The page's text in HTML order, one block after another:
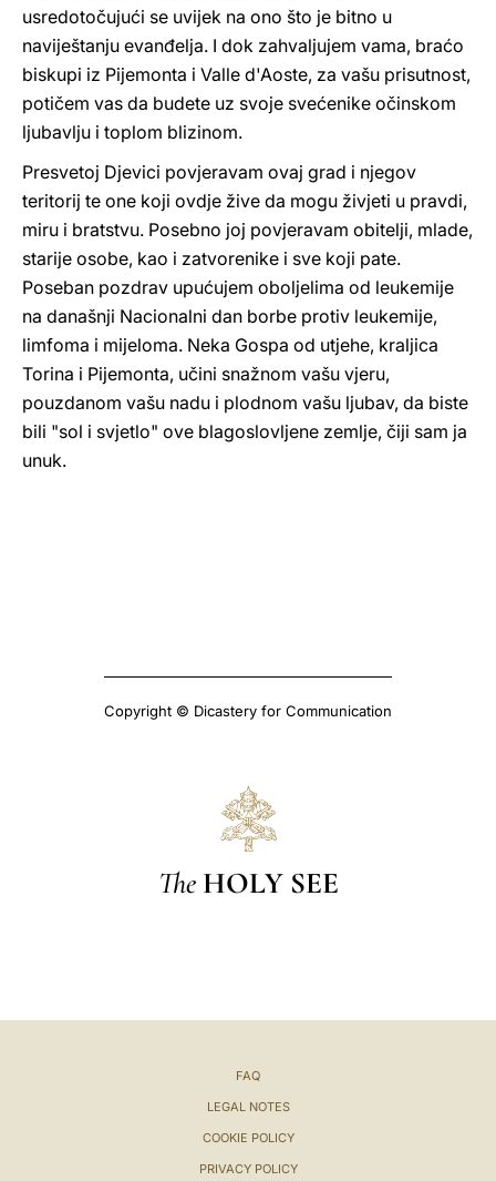
usredotočujući se uvijek na ono što je bitno u
naviještanju evanđelja. I dok zahvaljujem vama, braćo
biskupi iz Pijemonta i Valle d'Aoste, za vašu prisutnost,
potičem vas da budete uz svoje svećenike očinskom
ljubavlju i toplom blizinom.
Presvetoj Djevici povjeravam ovaj grad i njegov
teritorij te one koji ovdje žive da mogu živjeti u pravdi,
miru i bratstvu. Posebno joj povjeravam obitelji, mlade,
starije osobe, kao i zatvorenike i sve koji pate.
Poseban pozdrav upućujem oboljelima od leukemije
na današnji Nacionalni dan borbe protiv leukemije,
limfoma i mijeloma. Neka Gospa od utjehe, kraljica
Torina i Pijemonta, učini snažnom vašu vjeru,
pouzdanom vašu nadu i plodnom vašu ljubav, da biste
bili "sol i svjetlo" ove blagoslovljene zemlje, čiji sam ja
unuk.
Copyright © Dicastery for Communication
The HOLY SEE
FAQ
LEGAL NOTES
COOKIE POLICY
PRIVACY POLICY